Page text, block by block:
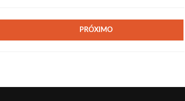
PRÓXIMO